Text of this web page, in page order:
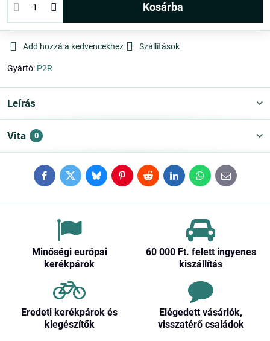
kosárba
Add hozzá a kedvencekhez Szállítások
Gyártó: P2R
Leírás
Vita 0
FacebookTwitterBlueskyPinterestRedditLinkedInWhatsApp
E-
mail
Minőségi európai
kerékpárok
60 000 Ft​. felett ingyenes
kiszállítás
Eredeti kerékpárok és
kiegészítők
Elégedett vásárlók,
visszatérő családok